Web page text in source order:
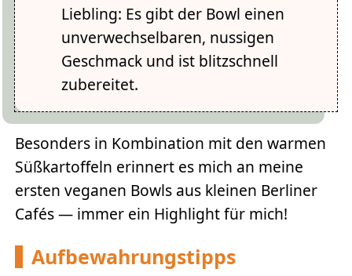
Liebling: Es gibt der Bowl einen
unverwechselbaren, nussigen
Geschmack und ist blitzschnell
zubereitet.
Besonders in Kombination mit den warmen
Süßkartoffeln erinnert es mich an meine
ersten veganen Bowls aus kleinen Berliner
Cafés — immer ein Highlight für mich!
Aufbewahrungstipps